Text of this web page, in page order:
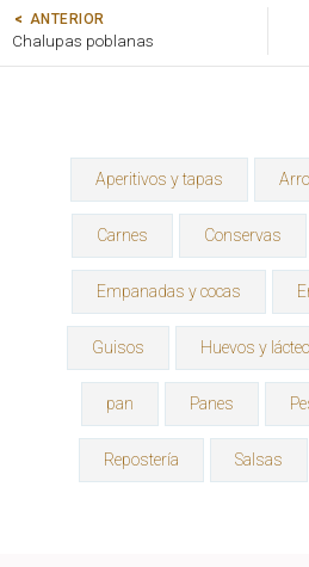
ANTERIOR
Chalupas poblanas
Aperitivos y tapas
Carnes Conservas
Empanadas y cocas
Guisos Huevos y
pan Panes
Repostería Salsas